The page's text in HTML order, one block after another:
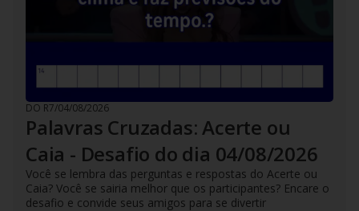
DO R7/04/08/2026
Palavras Cruzadas: Acerte ou
Caia - Desafio do dia 04/08/2026
Você se lembra das perguntas e respostas do Acerte ou
Caia? Você se sairia melhor que os participantes? Encare o
desafio e convide seus amigos para se divertir